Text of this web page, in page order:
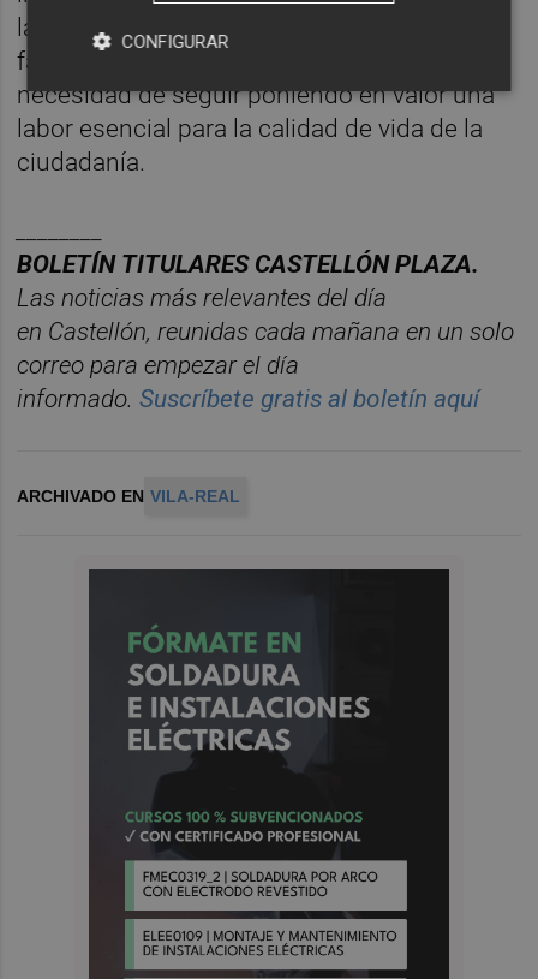
la importancia de los profesionales de
farmacia dentro del sistema sanitario y la
necesidad de seguir poniendo en valor una
labor esencial para la calidad de vida de la
ciudadanía.
BOLETÍNTITULARES CASTELLÓNPLAZA.
Las noticias más relevantes del día
en Castellón, reunidas cada mañana en un solo
correo para empezar el día
informado. Suscríbete gratis alboletín aquí
ARCHIVADO EN VILA-REAL
CONFIGURAR